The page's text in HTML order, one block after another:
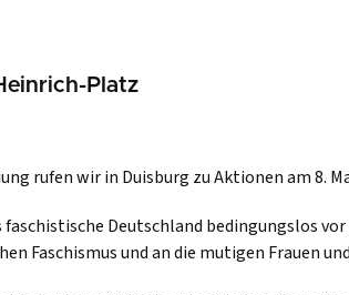
Platz
rufen wir in Duisburg zu Aktionen am 8.
faschistische Deutschland bedingungslos
Faschismus und an die mutigen Frauen